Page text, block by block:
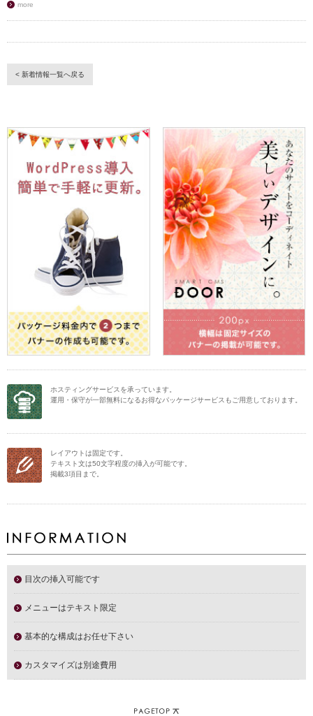
more
< 新着情報一覧へ戻る
ホスティングサービスを承っています。
運用・保守が一部無料になるお得なパッケージサービスもご用意しております。
レイアウトは固定です。
テキスト文は50文字程度の挿入が可能です。
掲載3項目まで。
目次の挿入可能です
メニューはテキスト限定
基本的な構成はお任せ下さい
カスタマイズは別途費用